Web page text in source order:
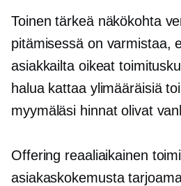
Toinen tärkeä näkökohta
pitämisessä on varmistaa,
asiakkailta oikeat
halua kattaa ylimääräisiä
myymäläsi hinnat olivat
Offering reaaliaikainen
asiakaskokemusta